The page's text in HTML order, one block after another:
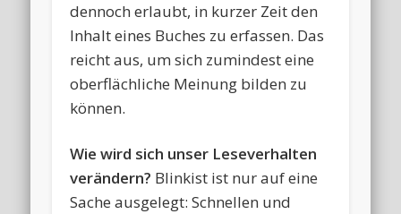
dennoch erlaubt, in kurzer Zeit den
Inhalt eines Buches zu erfassen. Das
reicht aus, um sich zumindest eine
oberflächliche Meinung bilden zu
können.
Wie wird sich unser Leseverhalten
verändern? Blinkist ist nur auf eine
Sache ausgelegt: Schnellen und